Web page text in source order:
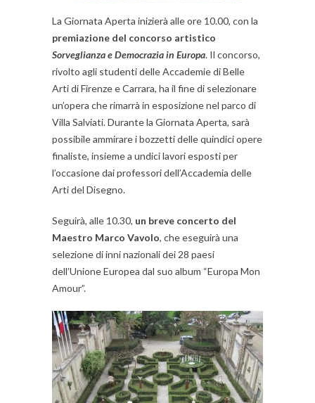
La Giornata Aperta inizierà alle ore 10.00, con la
premiazione del concorso artistico
Sorveglianza e Democrazia in Europa. Il concorso,
rivolto agli studenti delle Accademie di Belle
Arti di Firenze e Carrara, ha il fine di selezionare
un’opera che rimarrà in esposizione nel parco di
Villa Salviati. Durante la Giornata Aperta, sarà
possibile ammirare i bozzetti delle quindici opere
finaliste, insieme a undici lavori esposti per
l’occasione dai professori dell’Accademia delle
Arti del Disegno.
Seguirà, alle 10.30, un breve concerto del
Maestro Marco Vavolo, che eseguirà una
selezione di inni nazionali dei 28 paesi
dell’Unione Europea dal suo album “Europa Mon
Amour”.